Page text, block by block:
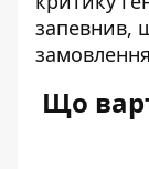
запевнив,
замовлення
Що